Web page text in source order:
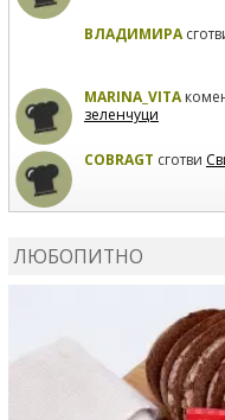
ВЛАДИМИРА
MARINA_VITA
зеленчуци
COBRAGT сготви
ЛЮБОПИТНО